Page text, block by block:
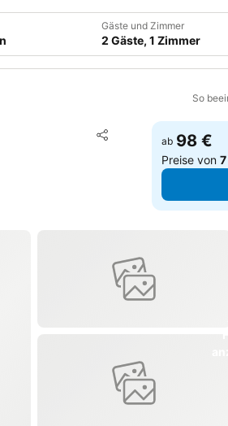
Gäste und Zimmer
2 Gäste, 1 Zimmer
So
Teilen
Zu Favoriten
ab 98 €
Preise von